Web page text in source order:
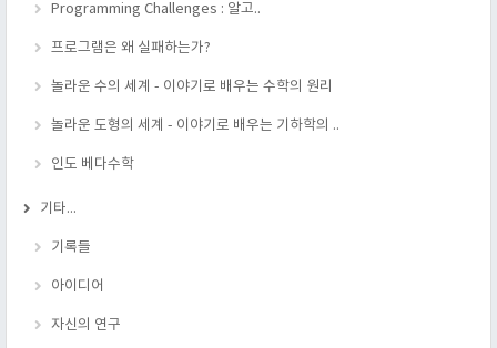
Programming Challenges : 알고..
프로그램은 왜 실패하는가?
놀라운 수의 세계 - 이야기로 배우는 수학의 원리
놀라운 도형의 세계 - 이야기로 배우는 기하학의 ..
인도 베다수학
기타...
기록들
아이디어
자신의 연구